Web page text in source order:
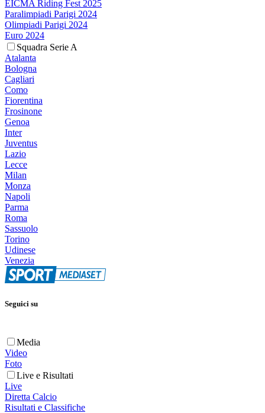
EICMA Riding Fest 2025
Paralimpiadi Parigi 2024
Olimpiadi Parigi 2024
Euro 2024
Squadra Serie A
Atalanta
Bologna
Cagliari
Como
Fiorentina
Frosinone
Genoa
Inter
Juventus
Lazio
Lecce
Milan
Monza
Napoli
Parma
Roma
Sassuolo
Torino
Udinese
Venezia
Seguici su
Media
Video
Foto
Live e Risultati
Live
Diretta Calcio
Risultati e Classifiche